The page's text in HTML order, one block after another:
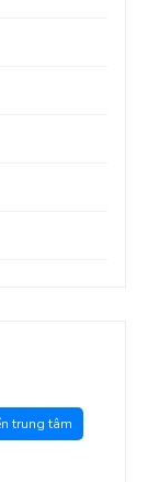
trung tâm